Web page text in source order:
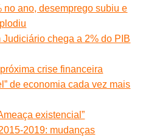
no ano, desemprego subiu e
Judiciário chega a 2% do PIB
crise financeira
de economia cada vez mais
existencial”
2019: mudanças